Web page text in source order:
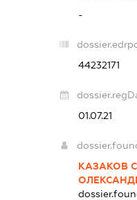
-
44232171
01.07.21
КАЗАКОВ